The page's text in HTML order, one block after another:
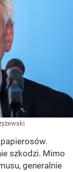
szkodzi. Mimo
generalnie